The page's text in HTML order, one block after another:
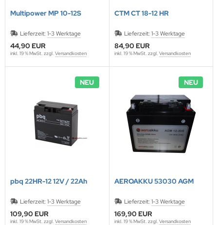
Multipower MP 10-12S
Lieferzeit: 1-3 Werktage
44,90 EUR
inkl. 19 % MwSt. zzgl. Versandkosten
CTM CT 18-12 HR
Lieferzeit: 1-3 Werktage
84,90 EUR
inkl. 19 % MwSt. zzgl. Versandkosten
NEU
pbq 22HR-12 12V / 22Ah
Lieferzeit: 1-3 Werktage
109,90 EUR
inkl. 19 % MwSt. zzgl. Versandkosten
NEU
AEROAKKU 53030 AGM
Lieferzeit: 1-3 Werktage
169,90 EUR
inkl. 19 % MwSt. zzgl. Versandkosten